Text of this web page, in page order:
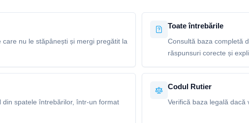
nu le stăpânești și mergi pregătit la
Toate întrebările
Consultă baza completă
răspunsuri corecte și
spatele întrebărilor, într-un format
Codul Rutier
Verifică baza legală dacă